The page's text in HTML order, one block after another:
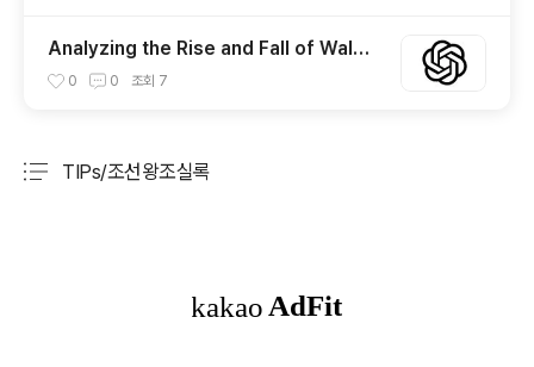
Analyzing the Rise and Fall of Walma
rt’s Stock Price: Key Drivers and Tre
0 0 조회 7
TIPs/조선왕조실록